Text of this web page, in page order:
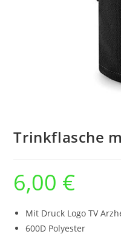
Trinkflasche
6,00 €
Mit Druck Logo TV
600D Polyester